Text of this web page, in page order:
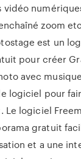
vidéo
zoom
est un
pour créer
avec
logiciel pour
Le logiciel
gratuit
et a une